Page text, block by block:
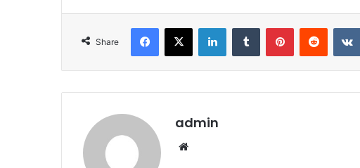
Share
Facebook
X LinkedInTumblr PinterestReddit
admin